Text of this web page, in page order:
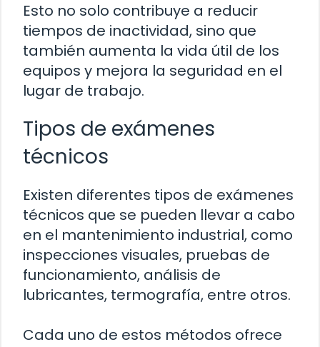
Esto no solo contribuye a reducir
tiempos de inactividad, sino que
también aumenta la vida útil de los
equipos y mejora la seguridad en el
lugar de trabajo.
Tipos de exámenes
técnicos
Existen diferentes tipos de exámenes
técnicos que se pueden llevar a cabo
en el mantenimiento industrial, como
inspecciones visuales, pruebas de
funcionamiento, análisis de
lubricantes, termografía, entre otros.
Cada uno de estos métodos ofrece